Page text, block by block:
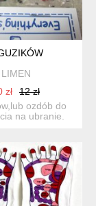
LIMEN
zł
12 zł
ozdób do
na ubranie.